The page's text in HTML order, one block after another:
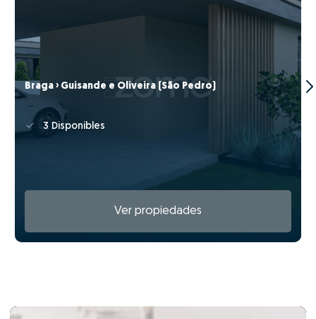
Braga › Guisande e Oliveira (São Pedro)
3 Disponibles
Ver propiedades